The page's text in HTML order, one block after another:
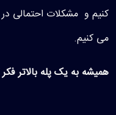
و مشکلات احتمالی در
به یک پله بالاتر فکر کنید.